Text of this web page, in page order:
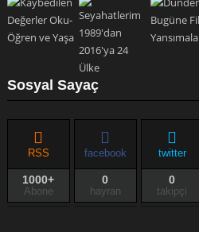
Sosyal Sayaç
RSS
1000+
Abone
facebook
0
hayran
twitter
0
takipçi